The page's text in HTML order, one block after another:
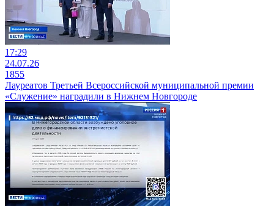
17:29
24.07.26
1855
Лауреатов Третьей Всероссийской муниципальной премии
«Служение» наградили в Нижнем Новгороде